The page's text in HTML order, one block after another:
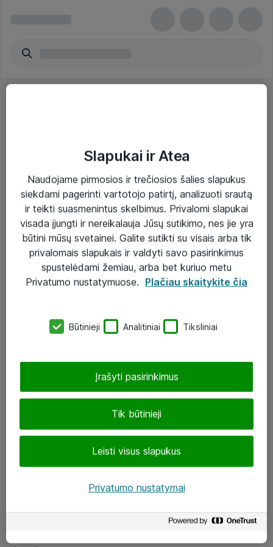
Paslaugos
Sprendimai
Įgyvendinti projektai
Atea ekspertų patarimai verslui
eShop@atea.lt
LinkedIn
Slapukai ir Atea
Naudojame pirmosios ir trečiosios šalies slapukus
siekdami pagerinti vartotojo patirtį, analizuoti srautą
ir teikti suasmenintus skelbimus. Privalomi slapukai
visada įjungti ir nereikalauja Jūsų sutikimo, nes jie yra
būtini mūsų svetainei. Galite sutikti su visais arba tik
privalomais slapukais ir valdyti savo pasirinkimus
spustelėdami žemiau, arba bet kuriuo metu
Privatumo nustatymuose. Plačiau skaitykite čia
Būtinieji Analitiniai Tiksliniai
Tik būtinieji
Leisti visus slapukus
Įrašyti pasirinkimus
Privatumo nustatymai